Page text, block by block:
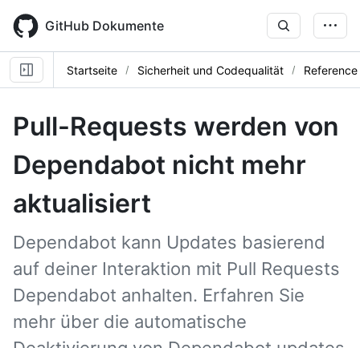
main
content
GitHub Dokumente
Startseite Sicherheit und Codequalität Reference
Pull-Requests werden von
Dependabot nicht mehr
aktualisiert
Dependabot kann Updates basierend
auf deiner Interaktion mit Pull Requests
Dependabot anhalten. Erfahren Sie
mehr über die automatische